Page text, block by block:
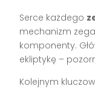
Serce każdego
mechanizm
komponenty.
ekliptykę –
Kolejnym